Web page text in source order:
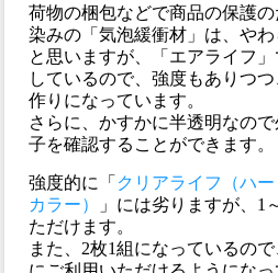
荷物の梱包などで商品の保護
染みの「気泡緩衝材」は、や
と思いますが、「エアライフ
しているので、強度もありつ
作りになっています。
さらに、かすかに半透明なの
子を確認することができます。
強度的に「 クリアライフ（ハ
カラー）
」には劣りますが、1
ただけます。
また、2枚1組になっているの